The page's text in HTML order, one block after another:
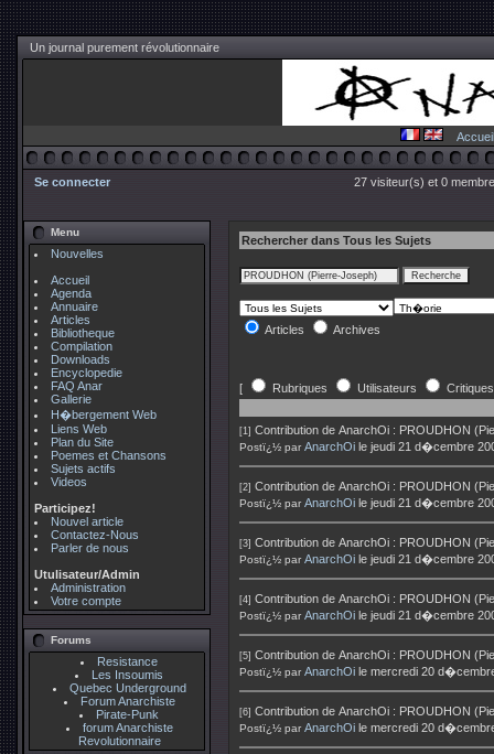
Un journal purement révolutionnaire
Accueil
Se connecter 27 visiteur(s) et 0
Menu
Nouvelles
Accueil
Agenda
Annuaire
Articles
Bibliotheque
Compilation
Downloads
Encyclopedie
FAQ Anar
Gallerie
H�bergement Web
Liens Web
Plan du Site
Poemes et Chansons
Sujets actifs
Videos
Participez!
Nouvel article
Contactez-Nous
Parler de nous
Utulisateur/Admin
Administration
Votre compte
Forums
Resistance
Les Insoumis
Quebec Underground
Forum Anarchiste
Pirate-Punk
forum Anarchiste
Revolutionnaire
Rechercher dans Tous les Sujets
Articles Archives
[ Rubriques Utilisateurs
[1] Contribution de AnarchOi : PROUDHON
Postï¿½ par AnarchOi le jeudi 21 d�cembre
[2] Contribution de AnarchOi : PROUDHON
Postï¿½ par AnarchOi le jeudi 21 d�cembre
[3] Contribution de AnarchOi : PROUDHON
Postï¿½ par AnarchOi le jeudi 21 d�cembre
[4] Contribution de AnarchOi : PROUDHON
Postï¿½ par AnarchOi le jeudi 21 d�cembre
[5] Contribution de AnarchOi : PROUDHON
Postï¿½ par AnarchOi le mercredi 20
[6] Contribution de AnarchOi : PROUDHON
Postï¿½ par AnarchOi le mercredi 20